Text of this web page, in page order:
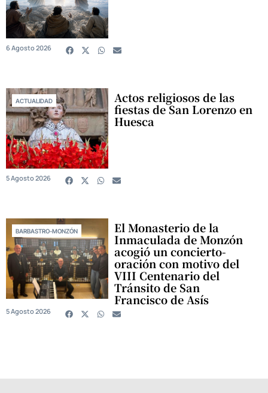
6 Agosto 2026
ACTUALIDAD Actos religiosos de las
fiestas de San Lorenzo en
Huesca
5 Agosto 2026
BARBASTRO-MONZÓN El Monasterio de la
Inmaculada de Monzón
acogió un concierto-
oración con motivo del
VIII Centenario del
Tránsito de San
Francisco de Asís
5 Agosto 2026